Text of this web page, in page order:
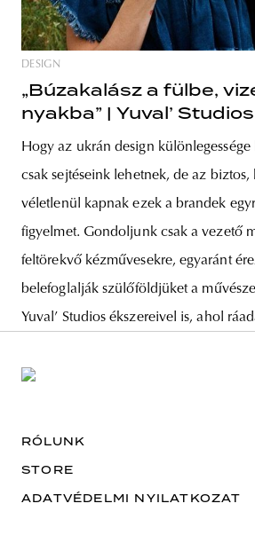
DESIGN
„Búzakalász a fülbe,
nyakba” | Yuval’ Studios
Hogy az ukrán design különlegessége
csak sejtéseink lehetnek, de az biztos,
véletlenül kapnak ezek a brandek
figyelmet. Gondoljunk csak a vezető
feltörekvő kézművesekre, egyaránt
belefoglalják szülőföldjüket a
Yuval’ Studios ékszereivel is, ahol
RÓLUNK
STORE
ADATVÉDELMI NYILATKOZAT